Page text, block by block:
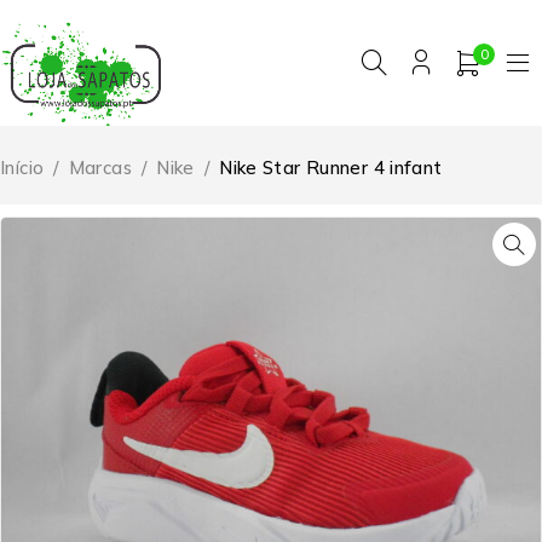
0
Início / Marcas / Nike / Nike Star Runner 4 infant